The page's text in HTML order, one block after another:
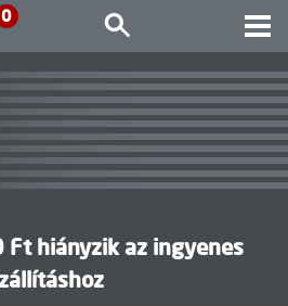
0
hiányzik az ingyenes